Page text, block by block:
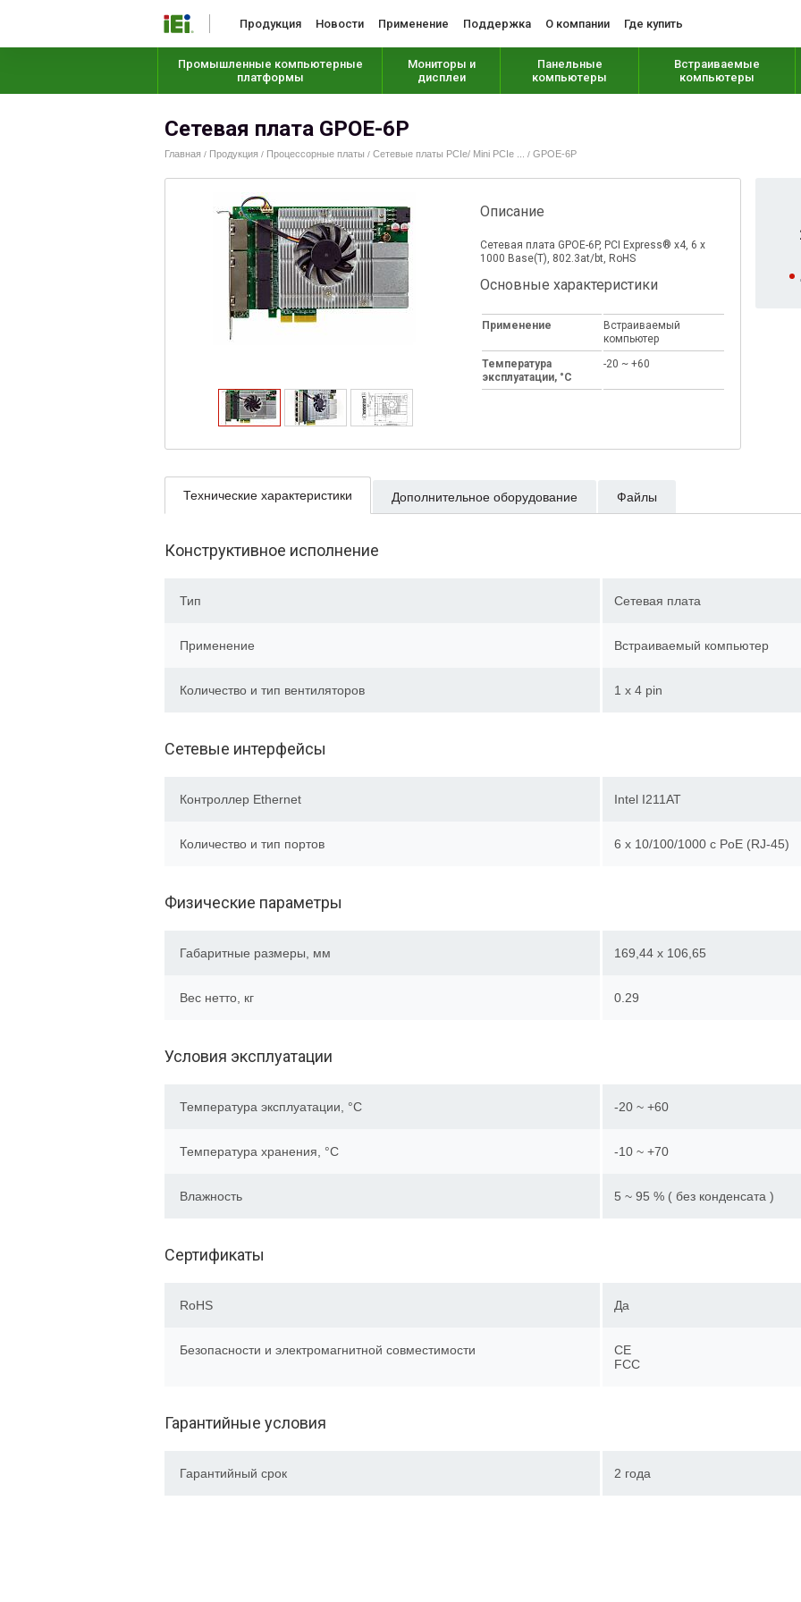
Продукция Новости Применение Поддержка О компании Где купить
Промышленные компьютерные
платформы
Мониторы и
дисплеи
Панельные
компьютеры
Встраиваемые
компьютеры
Сетевая плата GPOE-6P
Главная / Продукция / Процессорные платы / Сетевые платы PCIe/ Mini PCIe ... / GPOE-6P
Описание
Сетевая плата GPOE-6P, PCI Express® x4, 6 х
1000 Base(T), 802.3at/bt, RoHS
Основные характеристики
Применение
Встраиваемый
компьютер
Температура
эксплуатации, °C
-20 ~ +60
Технические характеристики Дополнительное оборудование Файлы
Конструктивное исполнение
Тип Сетевая плата
Применение Встраиваемый компьютер
Количество и тип вентиляторов 1 x 4 pin
Сетевые интерфейсы
Контроллер Ethernet Intel I211AT
Количество и тип портов 6 x 10/100/1000 c PoE (RJ-45)
Физические параметры
Габаритные размеры, мм 169,44 х 106,65
Вес нетто, кг 0.29
Условия эксплуатации
Температура эксплуатации, °C -20 ~ +60
Температура хранения, °C -10 ~ +70
Влажность 5 ~ 95 % ( без конденсата )
Сертификаты
RoHS Да
Безопасности и электромагнитной совместимости
CE
FCC
Гарантийные условия
Гарантийный срок 2 года